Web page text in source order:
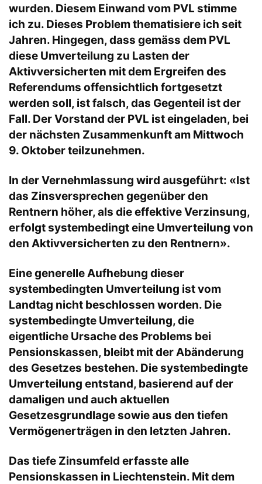
wurden. Diesem Einwand vom PVL stimme
ich zu. Dieses Problem thematisiere ich seit
Jahren. Hingegen, dass gemäss dem PVL
diese Umverteilung zu Lasten der
Aktivversicherten mit dem Ergreifen des
Referendums offensichtlich fortgesetzt
werden soll, ist falsch, das Gegenteil ist der
Fall. Der Vorstand der PVL ist eingeladen, bei
der nächsten Zusammenkunft am Mittwoch
9. Oktober teilzunehmen.
In der Vernehmlassung wird ausgeführt: «Ist
das Zinsversprechen gegenüber den
Rentnern höher, als die effektive Verzinsung,
erfolgt systembedingt eine Umverteilung von
den Aktivversicherten zu den Rentnern».
Eine generelle Aufhebung dieser
systembedingten Umverteilung ist vom
Landtag nicht beschlossen worden. Die
systembedingte Umverteilung, die
eigentliche Ursache des Problems bei
Pensionskassen, bleibt mit der Abänderung
des Gesetzes bestehen. Die systembedingte
Umverteilung entstand, basierend auf der
damaligen und auch aktuellen
Gesetzesgrundlage sowie aus den tiefen
Vermögenerträgen in den letzten Jahren.
Das tiefe Zinsumfeld erfasste alle
Pensionskassen in Liechtenstein. Mit dem